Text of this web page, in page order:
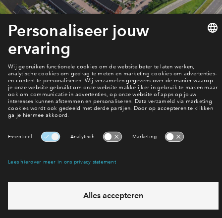
We houden je graag op de hoogte
Bekijk de planning
Interesse? Meld je dan snel aan
Ja, ik wil mij aanmelden